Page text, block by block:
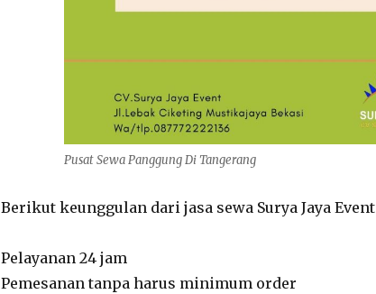
Pusat Sewa Panggung Di Tangerang
Berikut keunggulan dari jasa sewa Surya Jaya Event
Pelayanan 24 jam
Pemesanan tanpa harus minimum order